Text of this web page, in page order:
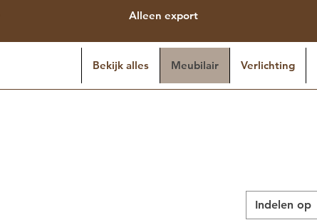
Alleen export
Bekijk alles Meubilair Verlichting
Indelen op